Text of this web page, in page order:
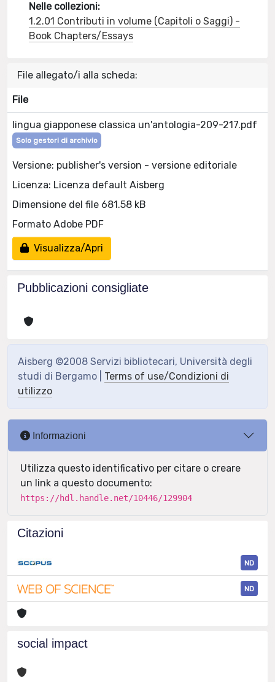
Nelle collezioni:
1.2.01 Contributi in volume (Capitoli o Saggi) -
Book Chapters/Essays
File allegato/i alla scheda:
File
lingua giapponese classica un'antologia-209-217.pdf
Solo gestori di archivio
Versione: publisher's version - versione editoriale
Licenza: Licenza default Aisberg
Dimensione del file 681.58 kB
Formato Adobe PDF
Visualizza/Apri
Pubblicazioni consigliate
Aisberg ©2008 Servizi bibliotecari, Università degli
studi di Bergamo | Terms of use/Condizioni di
utilizzo
Informazioni
Utilizza questo identificativo per citare o creare
un link a questo documento:
https://hdl.handle.net/10446/129904
Citazioni
ND
ND
social impact